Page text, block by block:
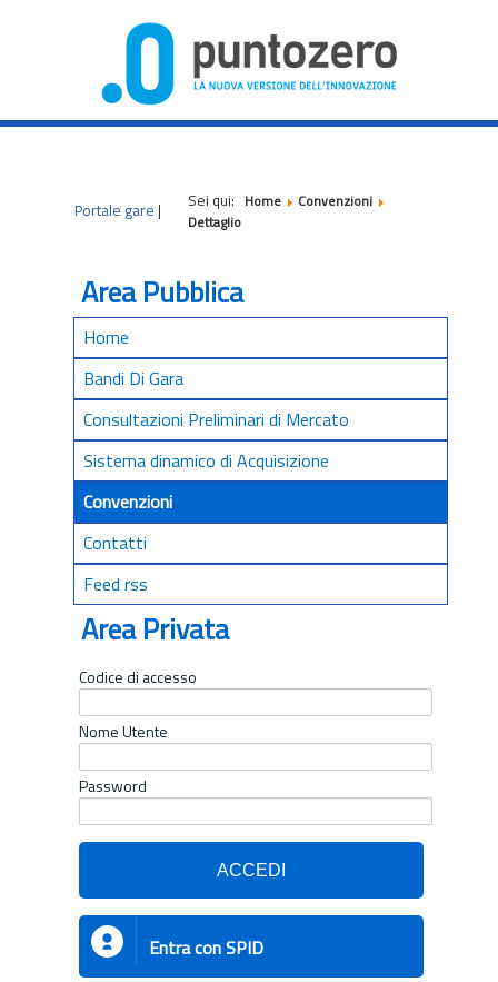
Portale gare | Sei qui: Home
Convenzioni
Dettaglio
Area Pubblica
Home
Bandi Di Gara
Consultazioni Preliminari di Mercato
Sistema dinamico di Acquisizione
Convenzioni
Contatti
Feed rss
Area Privata
Codice di accesso
Nome Utente
Password
Entra con SPID